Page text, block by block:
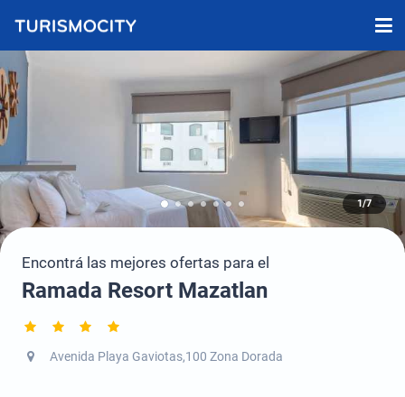
1/7
Encontrá las mejores ofertas para el
Ramada Resort Mazatlan
Avenida Playa Gaviotas,100 Zona Dorada